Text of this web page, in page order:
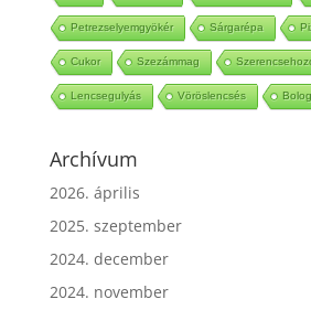
Petrezselyemgyökér Sárgarépa
Cukor Szezámmag
Lencsegulyás Vöröslencsés
Archívum
2026. április
2025. szeptember
2024. december
2024. november